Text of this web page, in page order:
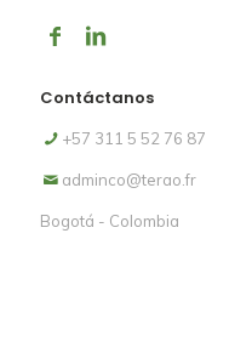
Contáctanos
+57 311 5 52 76 87
adminco@terao.fr
Bogotá - Colombia